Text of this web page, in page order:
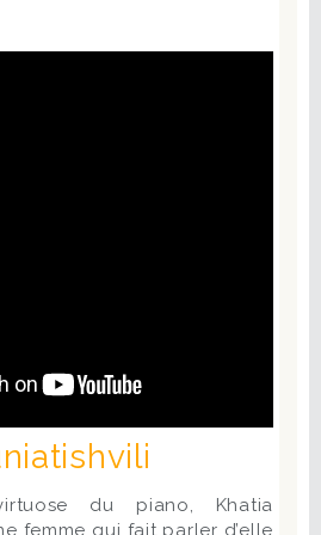
du piano, Khatia
femme qui fait parler d’elle